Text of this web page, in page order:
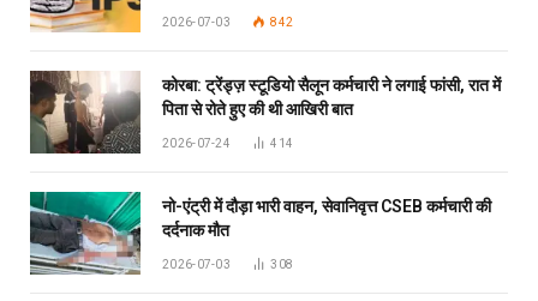
2026-07-03 842
कोरबा: ट्रेंड्ज़ स्टूडियो सैलून कर्मचारी ने लगाई फांसी, रात में
पिता से रोते हुए की थी आखिरी बात
2026-07-24 414
नो-एंट्री में दौड़ा भारी वाहन, सेवानिवृत्त CSEB कर्मचारी की
दर्दनाक मौत
2026-07-03 308